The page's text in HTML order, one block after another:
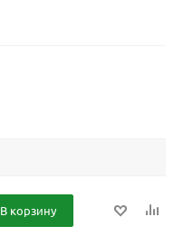
В корзину